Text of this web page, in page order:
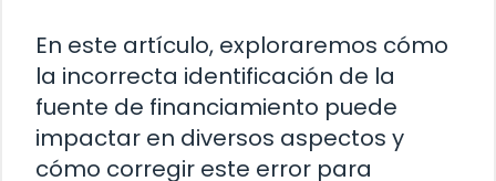
En este artículo, exploraremos cómo
la incorrecta identificación de la
fuente de financiamiento puede
impactar en diversos aspectos y
cómo corregir este error para